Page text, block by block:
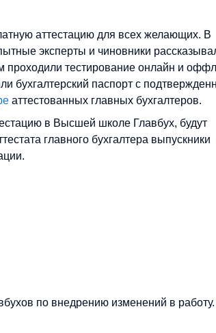
аттестацию для всех желающих. В
эксперты и чиновники
проходили тестирование онлайн и
бухгалтерский паспорт с
аттестованных главных бухгалтеров.
в Высшей школе Главбух, будут
главного бухгалтера выпускники
по внедрению изменений в работу.